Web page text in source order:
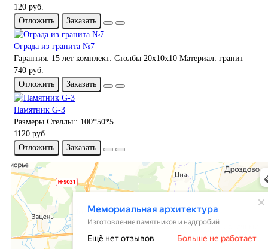
120 руб.
Отложить
Заказать
Ограда из гранита №7
Гарантия: 15 лет комплект: Столбы 20х10х10 Материал: гранит
740 руб.
Отложить
Заказать
Памятник G-3
Размеры Стеллы:: 100*50*5
1120 руб.
Отложить
Заказать